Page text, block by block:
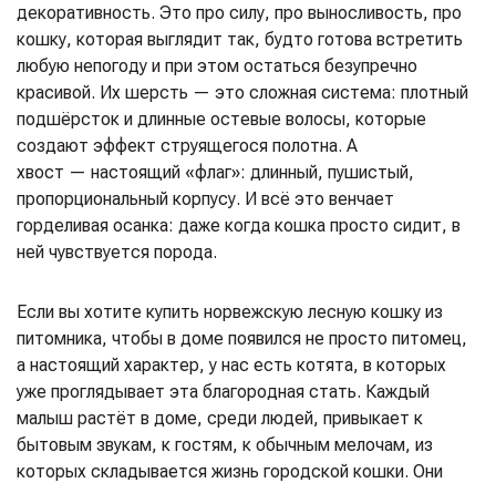
декоративность. Это про силу, про выносливость, про
кошку, которая выглядит так, будто готова встретить
любую непогоду и при этом остаться безупречно
красивой. Их шерсть — это сложная система: плотный
подшёрсток и длинные остевые волосы, которые
создают эффект струящегося полотна. А
хвост — настоящий «флаг»: длинный, пушистый,
пропорциональный корпусу. И всё это венчает
горделивая осанка: даже когда кошка просто сидит, в
ней чувствуется порода.
Если вы хотите купить норвежскую лесную кошку из
питомника, чтобы в доме появился не просто питомец,
а настоящий характер, у нас есть котята, в которых
уже проглядывает эта благородная стать. Каждый
малыш растёт в доме, среди людей, привыкает к
бытовым звукам, к гостям, к обычным мелочам, из
которых складывается жизнь городской кошки. Они